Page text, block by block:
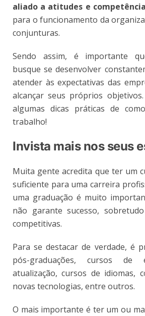
aliado a atitudes e
para o funcionamento da
conjunturas.
Sendo assim, é importante
busque se desenvolver
atender às expectativas das
alcançar seus próprios
algumas dicas práticas de
trabalho!
Invista mais nos seus
Muita gente acredita que ter um
suficiente para uma carreira
uma graduação é muito
não garante sucesso,
competitivas.
Para se destacar de verdade, é
pós-graduações, cursos de
atualização, cursos de idiomas,
novas tecnologias, entre outros.
O mais importante é ter um ou